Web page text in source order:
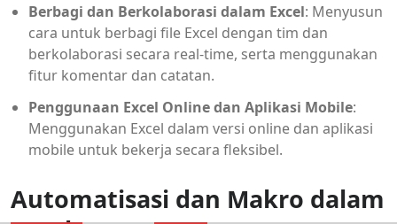
Berbagi dan Berkolaborasi dalam Excel: Menyusun
cara untuk berbagi file Excel dengan tim dan
berkolaborasi secara real-time, serta menggunakan
fitur komentar dan catatan.
Penggunaan Excel Online dan Aplikasi Mobile:
Menggunakan Excel dalam versi online dan aplikasi
mobile untuk bekerja secara fleksibel.
Automatisasi dan Makro dalam